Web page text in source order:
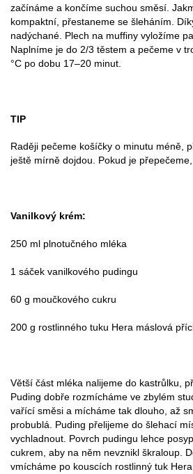
začínáme a končíme suchou směsí.
kompaktní, přestaneme se šleháním.
nadýchané. Plech na muffiny vyložíme
Naplníme je do 2/3 těstem a pečeme v
°C po dobu 17–20 minut.
TIP
Raději pečeme košíčky o minutu méně,
ještě mírně dojdou. Pokud je
Vanilkový krém:
250 ml plnotučného mléka
1 sáček vanilkového pudingu
60 g moučkového cukru
200 g rostlinného tuku Hera máslová
Větší část mléka nalijeme do kastrůlku,
Puding dobře rozmícháme ve zbylém
vařící směsi a mícháme tak dlouho, až
probublá. Puding přelijeme do šlehací
vychladnout. Povrch pudingu lehce
cukrem, aby na něm nevznikl škraloup.
vmícháme po kouscích rostlinný tuk